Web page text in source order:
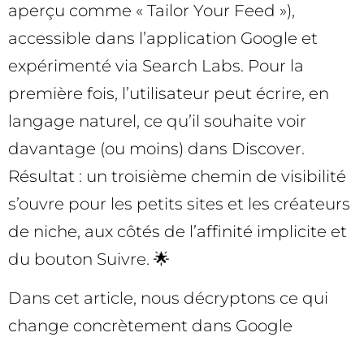
aperçu comme « Tailor Your Feed »),
accessible dans l’application Google et
expérimenté via Search Labs. Pour la
première fois, l’utilisateur peut écrire, en
langage naturel, ce qu’il souhaite voir
davantage (ou moins) dans Discover.
Résultat : un troisième chemin de visibilité
s’ouvre pour les petits sites et les créateurs
de niche, aux côtés de l’affinité implicite et
du bouton Suivre. 🌟
Dans cet article, nous décryptons ce qui
change concrètement dans Google